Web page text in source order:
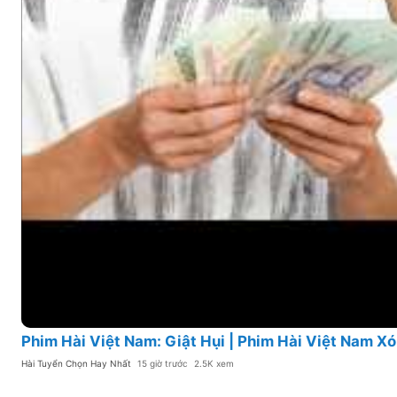
Phim Hài Việt Nam: Giật Hụi | Phim Hài Việt Nam
Hài Tuyển Chọn Hay Nhất 15 giờ trước 2.5K xem